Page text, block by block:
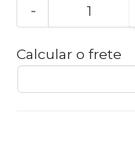
-
Calcular o frete